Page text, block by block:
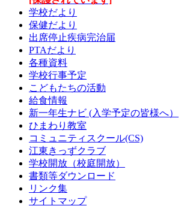
学校だより
保健だより
出席停止疾病完治届
PTAだより
各種資料
学校行事予定
こどもたちの活動
給食情報
新一年生ナビ (入学予定の皆様へ）
ひまわり教室
コミュニティスクール(CS)
江東きっずクラブ
学校開放（校庭開放）
書類等ダウンロード
リンク集
サイトマップ